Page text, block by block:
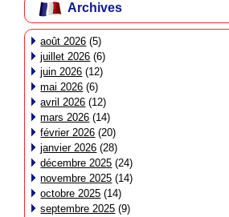
Archives
août 2026 (5)
juillet 2026 (6)
juin 2026 (12)
mai 2026 (6)
avril 2026 (12)
mars 2026 (14)
février 2026 (20)
janvier 2026 (28)
décembre 2025 (24)
novembre 2025 (14)
octobre 2025 (14)
septembre 2025 (9)